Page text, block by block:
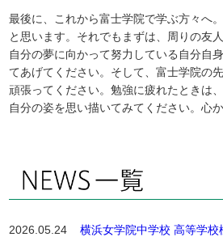
最後に、これから富士学院で学ぶ方々へ
と思います。それでもまずは、周りの友
自分の夢に向かって努力している自分自
てあげてください。そして、富士学院の
頑張ってください。勉強に疲れたときは
自分の姿を思い描いてみてください。心
2026.05.24横浜女学院中学校 高等学